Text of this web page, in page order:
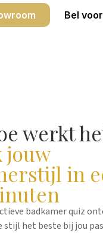
Bel
werkt
jouw
in
badkamer quiz
stijl het beste bij jou